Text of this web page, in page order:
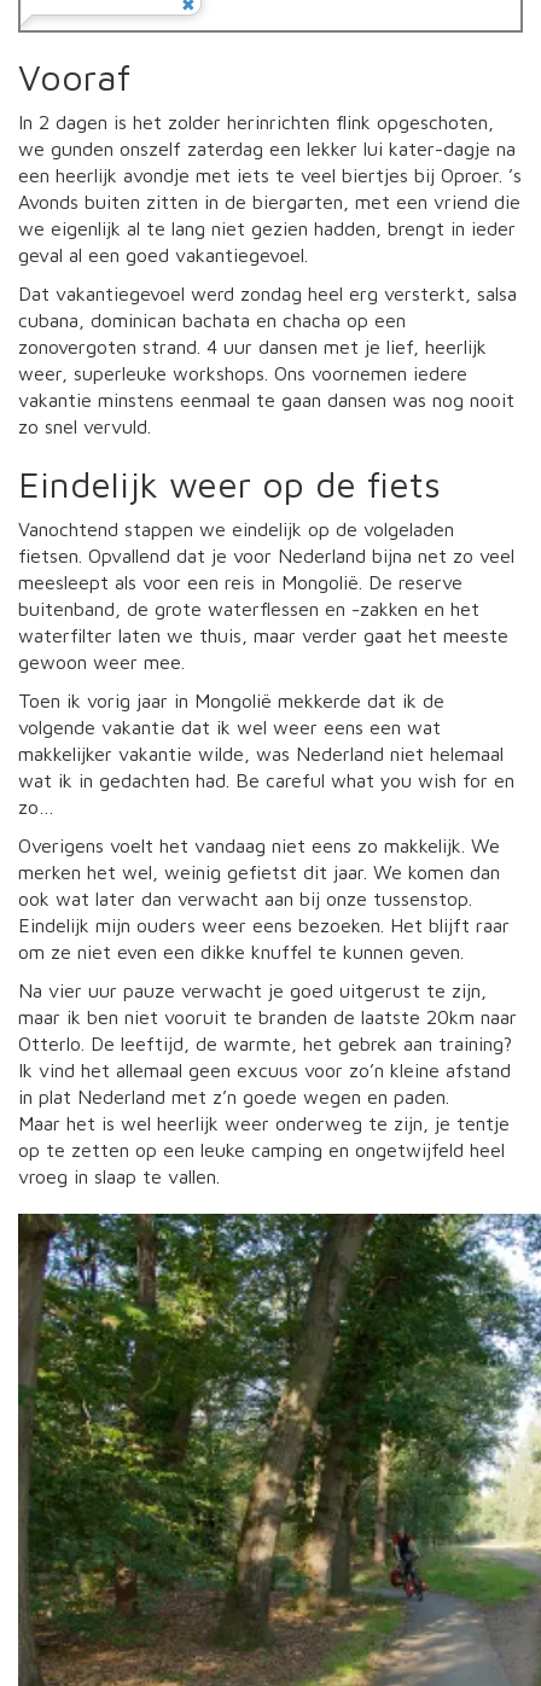
Vooraf
In 2 dagen is het zolder herinrichten flink opgeschoten,
we gunden onszelf zaterdag een lekker lui kater-dagje na
een heerlijk avondje met iets te veel biertjes bij Oproer. ’s
Avonds buiten zitten in de biergarten, met een vriend die
we eigenlijk al te lang niet gezien hadden, brengt in ieder
geval al een goed vakantiegevoel.
Dat vakantiegevoel werd zondag heel erg versterkt, salsa
cubana, dominican bachata en chacha op een
zonovergoten strand. 4 uur dansen met je lief, heerlijk
weer, superleuke workshops. Ons voornemen iedere
vakantie minstens eenmaal te gaan dansen was nog nooit
zo snel vervuld.
Eindelijk weer op de fiets
Vanochtend stappen we eindelijk op de volgeladen
fietsen. Opvallend dat je voor Nederland bijna net zo veel
meesleept als voor een reis in Mongolië. De reserve
buitenband, de grote waterflessen en -zakken en het
waterfilter laten we thuis, maar verder gaat het meeste
gewoon weer mee.
Toen ik vorig jaar in Mongolië mekkerde dat ik de
volgende vakantie dat ik wel weer eens een wat
makkelijker vakantie wilde, was Nederland niet helemaal
wat ik in gedachten had. Be careful what you wish for en
zo…
Overigens voelt het vandaag niet eens zo makkelijk. We
merken het wel, weinig gefietst dit jaar. We komen dan
ook wat later dan verwacht aan bij onze tussenstop.
Eindelijk mijn ouders weer eens bezoeken. Het blijft raar
om ze niet even een dikke knuffel te kunnen geven.
Na vier uur pauze verwacht je goed uitgerust te zijn,
maar ik ben niet vooruit te branden de laatste 20km naar
Otterlo. De leeftijd, de warmte, het gebrek aan training?
Ik vind het allemaal geen excuus voor zo’n kleine afstand
in plat Nederland met z’n goede wegen en paden.
Maar het is wel heerlijk weer onderweg te zijn, je tentje
op te zetten op een leuke camping en ongetwijfeld heel
vroeg in slaap te vallen.